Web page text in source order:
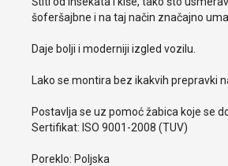
šoferšajbne i na taj način značajno
Daje bolji i moderniji izgled vozilu.
Lako se montira bez ikakvih prepravki
Postavlja se uz pomoć žabica koje se
Sertifikat: ISO 9001-2008 (TUV)
Poreklo: Poljska